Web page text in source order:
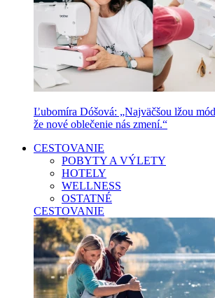
Ľubomíra Dóšová: „Najväčšou lžou
že nové oblečenie nás zmení.“
CESTOVANIE
POBYTY A VÝLETY
HOTELY
WELLNESS
OSTATNÉ
CESTOVANIE